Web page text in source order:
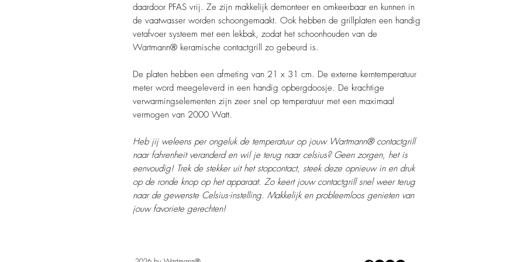
daardoor PFAS vrij. Ze zijn makkelijk demonteer en omkeerbaar en kunnen in
de vaatwasser worden schoongemaakt. Ook hebben de grillplaten een handig
vetafvoer systeem met een lekbak, zodat het schoonhouden van de
Wartmann® keramische contactgrill zo gebeurd is.
De platen hebben een afmeting van 21 x 31 cm. De externe kerntemperatuur
meter word meegeleverd in een handig opbergdoosje. De krachtige
verwarmingselementen zijn zeer snel op temperatuur met een maximaal
vermogen van 2000 Watt.
Heb jij weleens per ongeluk de temperatuur op jouw Wartmann® contactgrill
naar fahrenheit veranderd en wil je terug naar celsius? Geen zorgen, het is
eenvoudig! Trek de stekker uit het stopcontact, steek deze opnieuw in en druk
op de ronde knop op het apparaat. Zo keert jouw contactgrill snel weer terug
naar de gewenste Celsius-instelling. Makkelijk en probleemloos genieten van
jouw favoriete gerechten!